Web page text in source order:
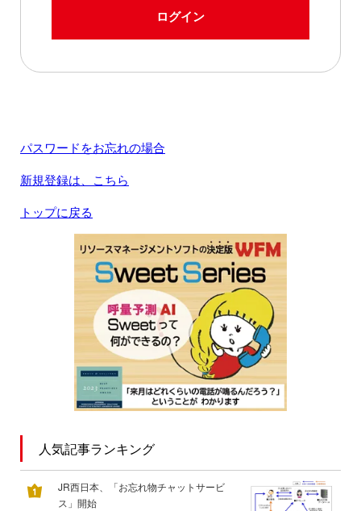
ログイン
パスワードをお忘れの場合
新規登録は、こちら
トップに戻る
人気記事ランキング
JR西日本、「お忘れ物チャットサービ
ス」開始